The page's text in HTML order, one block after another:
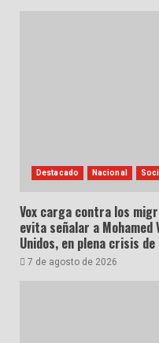
Destacado Nacional
Vox carga contra los
evita señalar a Mohamed
Unidos, en plena crisis de
7 de agosto de 2026